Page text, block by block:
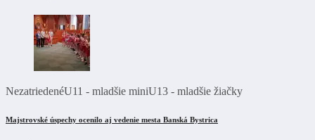
NezatriedenéU11 - mladšie miniU13 - mladšie žiačky
Majstrovské úspechy ocenilo aj vedenie mesta Banská Bystrica